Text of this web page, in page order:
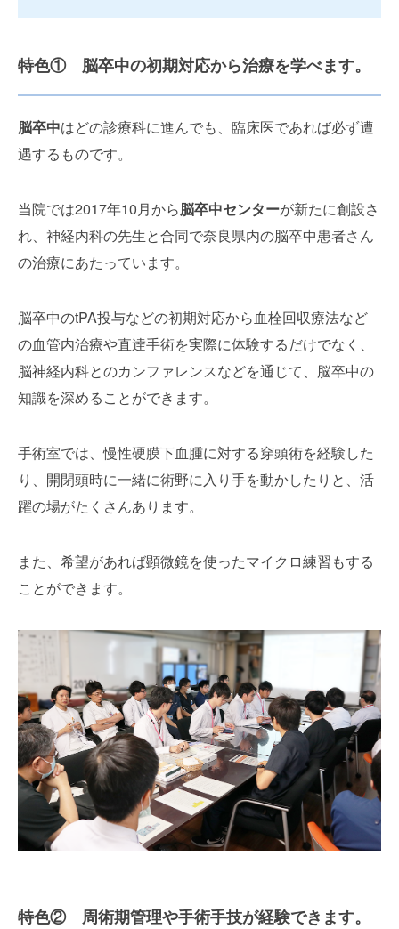
特色① 脳卒中の初期対応から治療を学べます。
脳卒中はどの診療科に進んでも、臨床医であれば必ず遭
遇するものです。
当院では2017年10月から脳卒中センターが新たに創設さ
れ、神経内科の先生と合同で奈良県内の脳卒中患者さん
の治療にあたっています。
脳卒中のtPA投与などの初期対応から血栓回収療法など
の血管内治療や直逹手術を実際に体験するだけでなく、
脳神経内科とのカンファレンスなどを通じて、脳卒中の
知識を深めることができます。
手術室では、慢性硬膜下血腫に対する穿頭術を経験した
り、開閉頭時に一緒に術野に入り手を動かしたりと、活
躍の場がたくさんあります。
また、希望があれば顕微鏡を使ったマイクロ練習もする
ことができます。
特色② 周術期管理や手術手技が経験できます。